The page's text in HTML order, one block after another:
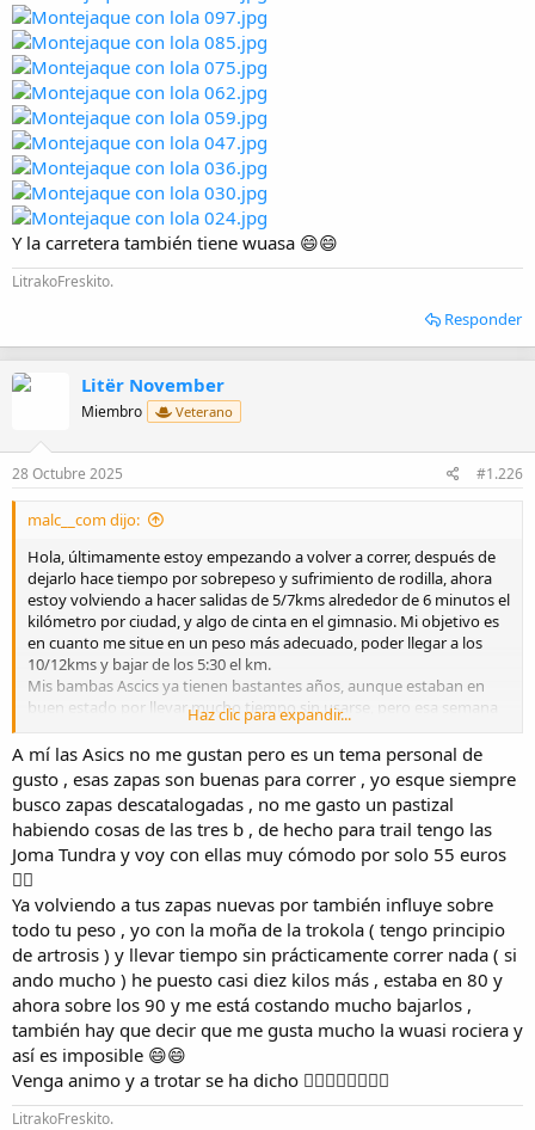
Y la carretera también tiene wuasa 😄😄
LitrakoFreskito.
Responder
Litër November
Miembro Veterano
28 Octubre 2025 #1.226
malc__com dijo:
Hola, últimamente estoy empezando a volver a correr, después de
dejarlo hace tiempo por sobrepeso y sufrimiento de rodilla, ahora
estoy volviendo a hacer salidas de 5/7kms alrededor de 6 minutos el
kilómetro por ciudad, y algo de cinta en el gimnasio. Mi objetivo es
en cuanto me situe en un peso más adecuado, poder llegar a los
10/12kms y bajar de los 5:30 el km.
Mis bambas Ascics ya tienen bastantes años, aunque estaban en
buen estado por llevar mucho tiempo sin usarse, pero esa semana
se me despegó la suela. La he reparado, pero ya me he pedido unas
nuevas. Como no entiendo mucho, he estado leyendo, y al final, por
calidad precio, y porqué siempre he corrido con Ascics, me he
acabado comprando unas Ascics Gel-Pulse 15 ¿que os parecen?
Haz clic para expandir...
A mí las Asics no me gustan pero es un tema personal de
gusto , esas zapas son buenas para correr , yo esque siempre
busco zapas descatalogadas , no me gasto un pastizal
habiendo cosas de las tres b , de hecho para trail tengo las
Joma Tundra y voy con ellas muy cómodo por solo 55 euros
👌🏼
Ya volviendo a tus zapas nuevas por también influye sobre
todo tu peso , yo con la moña de la trokola ( tengo principio
de artrosis ) y llevar tiempo sin prácticamente correr nada ( si
ando mucho ) he puesto casi diez kilos más , estaba en 80 y
ahora sobre los 90 y me está costando mucho bajarlos ,
también hay que decir que me gusta mucho la wuasi rociera y
así es imposible 😄😄
Venga animo y a trotar se ha dicho 👌🏼💪🏼💪🏼💪🏼
LitrakoFreskito.